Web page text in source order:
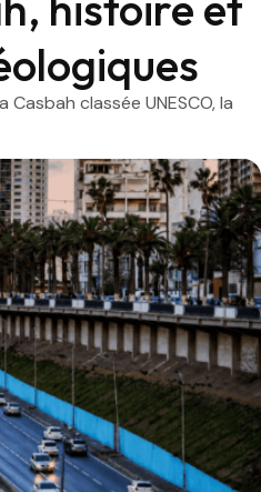
classée UNESCO, la